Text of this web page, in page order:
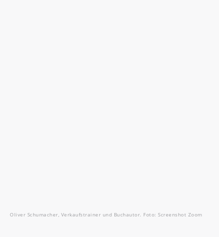
Oliver Schumacher, Verkaufstrainer und Buchautor. Foto: Screenshot Zoom